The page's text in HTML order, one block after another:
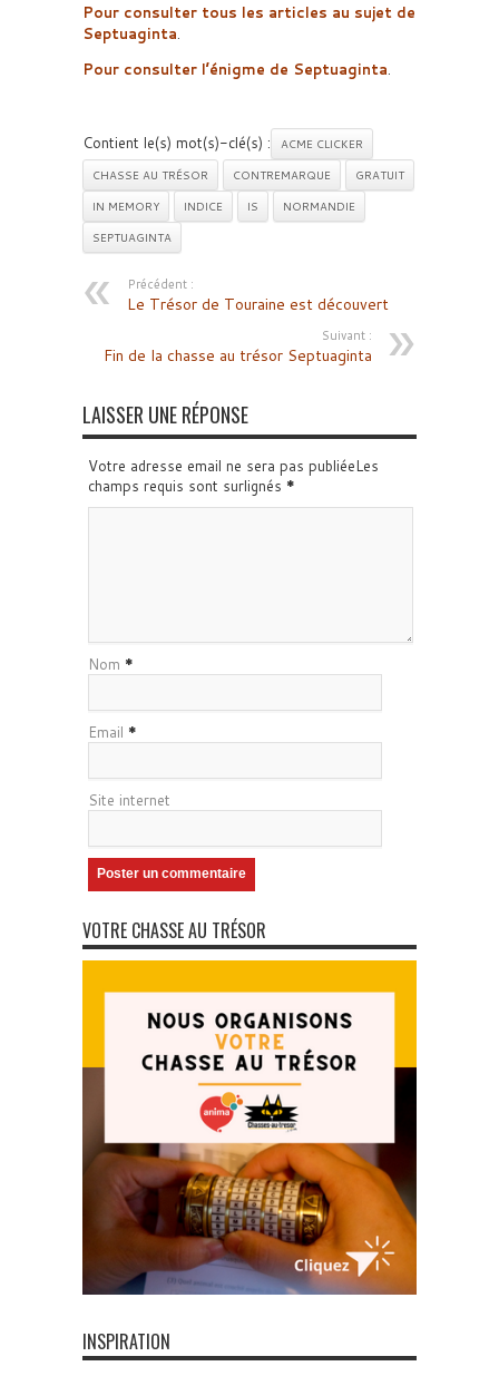
Pour consulter tous les articles au sujet de
Septuaginta.
Pour consulter l’énigme de Septuaginta.
Contient le(s) mot(s)-clé(s) :
ACME CLICKER
CHASSE AU TRÉSOR
CONTREMARQUE
GRATUIT
IN MEMORY
INDICE IS
NORMANDIE
SEPTUAGINTA
Précédent :
Le Trésor de Touraine est découvert
Suivant :
Fin de la chasse au trésor Septuaginta
LAISSER UNE RÉPONSE
Votre adresse email ne sera pas publiéeLes
champs requis sont surlignés *
Nom *
Email *
Site internet
VOTRE CHASSE AU TRÉSOR
INSPIRATION